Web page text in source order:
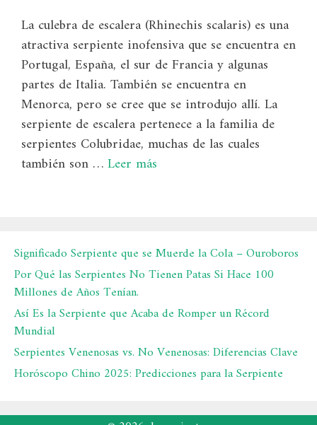
La culebra de escalera (Rhinechis scalaris) es una
atractiva serpiente inofensiva que se encuentra en
Portugal, España, el sur de Francia y algunas
partes de Italia. También se encuentra en
Menorca, pero se cree que se introdujo allí. La
serpiente de escalera pertenece a la familia de
serpientes Colubridae, muchas de las cuales
también son …Leer más
Significado Serpiente que se Muerde la Cola – Ouroboros
Por Qué las Serpientes No Tienen Patas Si Hace 100
Millones de Años Tenían.
Así Es la Serpiente que Acaba de Romper un Récord
Mundial
Serpientes Venenosas vs. No Venenosas: Diferencias Clave
Horóscopo Chino 2025: Predicciones para la Serpiente